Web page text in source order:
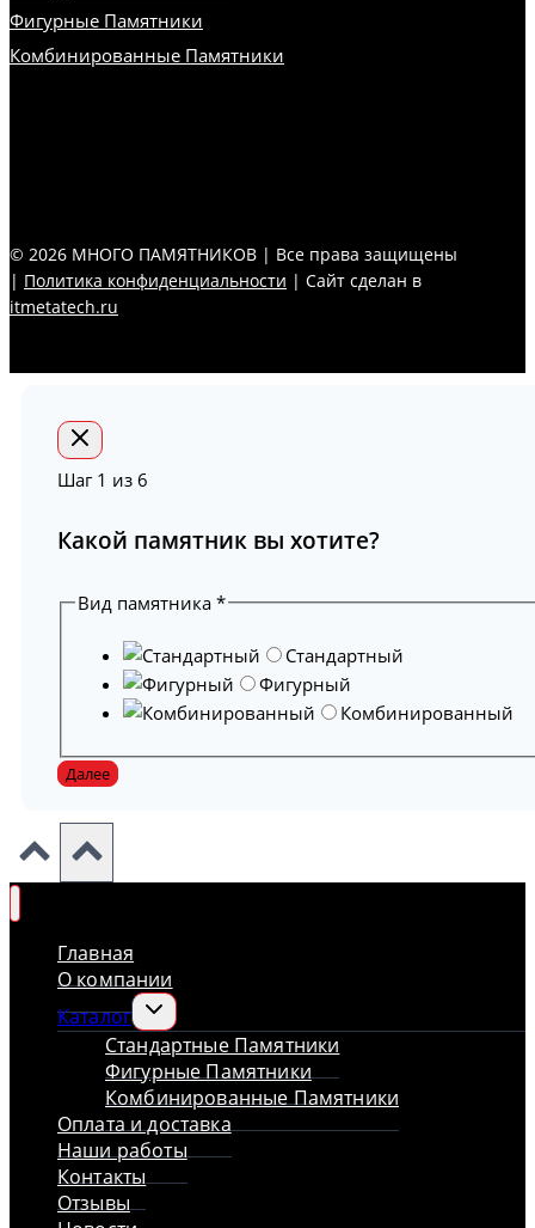
Фигурные Памятники
Комбинированные Памятники
© 2026 МНОГО ПАМЯТНИКОВ | Все права защищены
| Политика конфиденциальности | Сайт сделан в
itmetatech.ru
Шаг 1 из 6
Какой памятник вы хотите?
Вид памятника*
Стандартный
Фигурный
Комбинированный
Далее
Главная
О компании
Каталог
Переключить
дочернее
меню
Стандартные Памятники
Фигурные Памятники
Комбинированные Памятники
Оплата и доставка
Наши работы
Контакты
Отзывы